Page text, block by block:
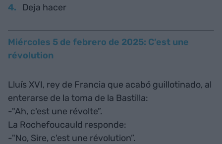
Deja hacer
Miércoles 5 de febrero de 2025: C’est une
révolution
Lluís XVI, rey de Francia que acabó guillotinado, al
enterarse de la toma de la Bastilla:
-"Ah, c'est une révolte”.
La Rochefoucauld responde:
-"No, Sire, c'est une révolution”.